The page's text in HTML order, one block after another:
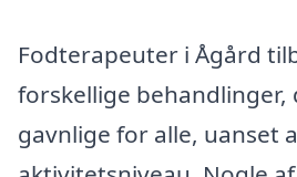
Fodterapeuter i Ågård
forskellige
gavnlige for alle, uanset